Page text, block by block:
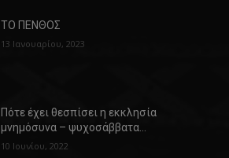
ΤΟ ΠΕΝΘΟΣ
13 Ιανουαρίου, 2023
Πότε έχει θεσπίσει η εκκλησία
μνημόσυνα – ψυχοσάββατα…
10 Ιουνίου, 2022